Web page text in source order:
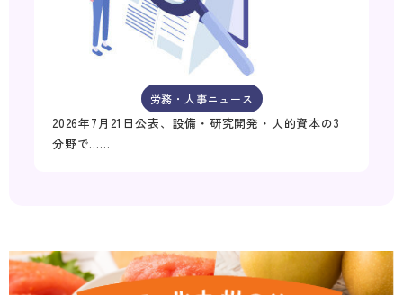
労務・人事ニュース
2026年7月21日公表、設備・研究開発・人的資本の3
分野で……